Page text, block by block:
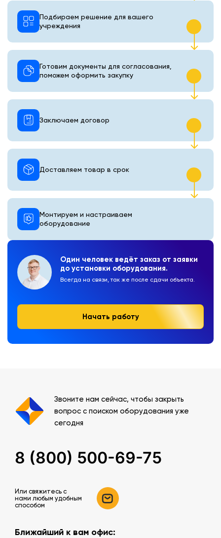
Один человек ведёт заказ от заявки
до установки оборудования.
Всегда на связи, так же после сдачи объекта.
Начать работу
Подбираем решение для вашего
учреждения
Готовим документы для согласования,
поможем оформить закупку
Монтируем и настраиваем
оборудование
Доставляем товар в срок
Заключаем договор
Звоните нам сейчас, чтобы закрыть
вопрос с поиском оборудования уже
сегодня
8 (800) 500-69-75
Или свяжитесь c
нами любым удобным
способом
Ближайший к вам офис: